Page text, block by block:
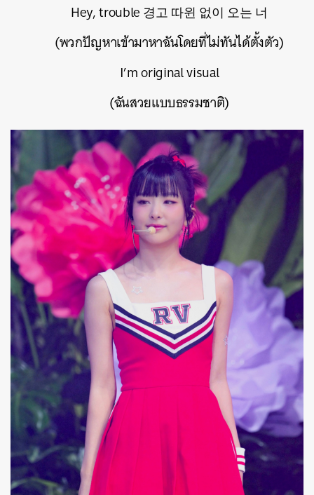
Hey, trouble 경고 따윈 없이 오는 너
(พวกปัญหาเข้ามาหาฉันโดยที่ไม่ทันได้ตั้งตัว)
I’m original visual
(ฉันสวยแบบธรรมชาติ)
SHARE TWEET LINE EMAIL